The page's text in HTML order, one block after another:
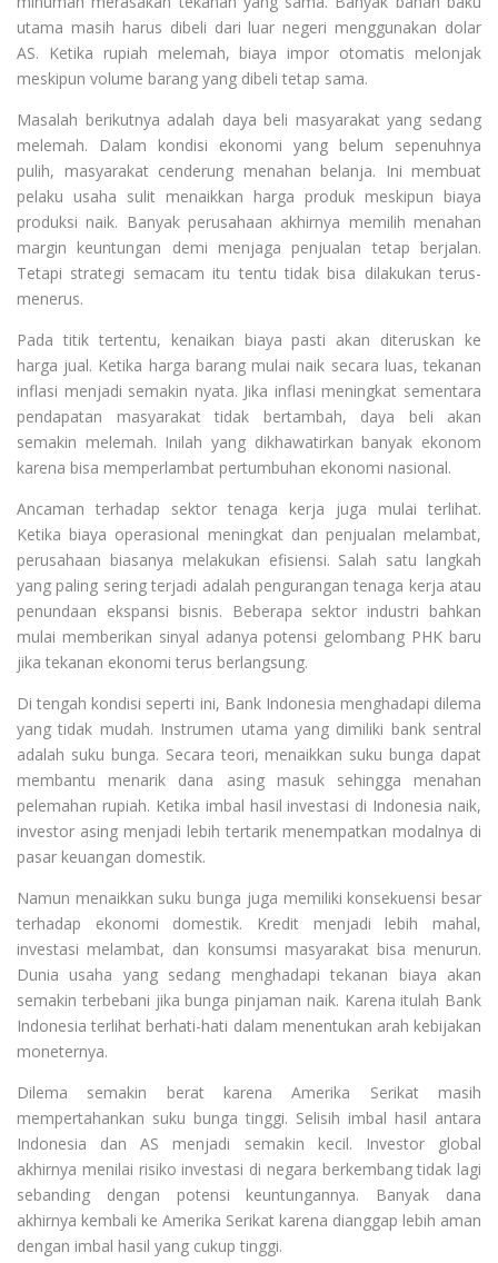
utama masih harus dibeli dari luar negeri menggunakan dolar
AS. Ketika rupiah melemah, biaya impor otomatis melonjak
meskipun volume barang yang dibeli tetap sama.
Masalah berikutnya adalah daya beli masyarakat yang sedang
melemah. Dalam kondisi ekonomi yang belum sepenuhnya
pulih, masyarakat cenderung menahan belanja. Ini membuat
pelaku usaha sulit menaikkan harga produk meskipun biaya
produksi naik. Banyak perusahaan akhirnya memilih menahan
margin keuntungan demi menjaga penjualan tetap berjalan.
Tetapi strategi semacam itu tentu tidak bisa dilakukan terus-
menerus.
Pada titik tertentu, kenaikan biaya pasti akan diteruskan ke
harga jual. Ketika harga barang mulai naik secara luas, tekanan
inflasi menjadi semakin nyata. Jika inflasi meningkat sementara
pendapatan masyarakat tidak bertambah, daya beli akan
semakin melemah. Inilah yang dikhawatirkan banyak ekonom
karena bisa memperlambat pertumbuhan ekonomi nasional.
Ancaman terhadap sektor tenaga kerja juga mulai terlihat.
Ketika biaya operasional meningkat dan penjualan melambat,
perusahaan biasanya melakukan efisiensi. Salah satu langkah
yang paling sering terjadi adalah pengurangan tenaga kerja atau
penundaan ekspansi bisnis. Beberapa sektor industri bahkan
mulai memberikan sinyal adanya potensi gelombang PHK baru
jika tekanan ekonomi terus berlangsung.
Di tengah kondisi seperti ini, Bank Indonesia menghadapi dilema
yang tidak mudah. Instrumen utama yang dimiliki bank sentral
adalah suku bunga. Secara teori, menaikkan suku bunga dapat
membantu menarik dana asing masuk sehingga menahan
pelemahan rupiah. Ketika imbal hasil investasi di Indonesia naik,
investor asing menjadi lebih tertarik menempatkan modalnya di
pasar keuangan domestik.
Namun menaikkan suku bunga juga memiliki konsekuensi besar
terhadap ekonomi domestik. Kredit menjadi lebih mahal,
investasi melambat, dan konsumsi masyarakat bisa menurun.
Dunia usaha yang sedang menghadapi tekanan biaya akan
semakin terbebani jika bunga pinjaman naik. Karena itulah Bank
Indonesia terlihat berhati-hati dalam menentukan arah kebijakan
moneternya.
Dilema semakin berat karena Amerika Serikat masih
mempertahankan suku bunga tinggi. Selisih imbal hasil antara
Indonesia dan AS menjadi semakin kecil. Investor global
akhirnya menilai risiko investasi di negara berkembang tidak lagi
sebanding dengan potensi keuntungannya. Banyak dana
akhirnya kembali ke Amerika Serikat karena dianggap lebih aman
dengan imbal hasil yang cukup tinggi.